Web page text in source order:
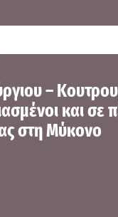
–
και σε
στη Μύκονο